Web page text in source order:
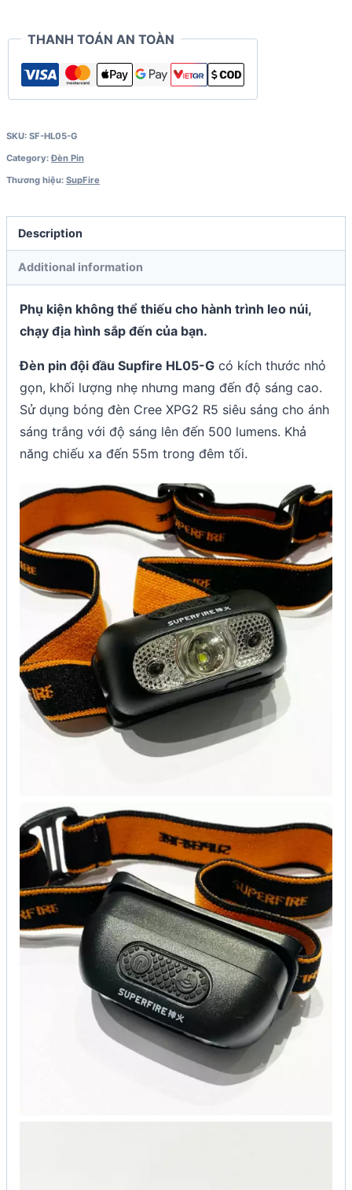
THANH TOÁN AN TOÀN
SKU: SF-HL05-G
Category:Đèn Pin
Thương hiệu: SupFire
Description
Additional information
Phụ kiện không thể thiếu cho hành trình leo núi,
chạy địa hình sắp đến của bạn.
Đèn pin đội đầu Supfire HL05-G có kích thước nhỏ
gọn, khối lượng nhẹ nhưng mang đến độ sáng cao.
Sử dụng bóng đèn Cree XPG2 R5 siêu sáng cho ánh
sáng trắng với độ sáng lên đến 500 lumens. Khả
năng chiếu xa đến 55m trong đêm tối.